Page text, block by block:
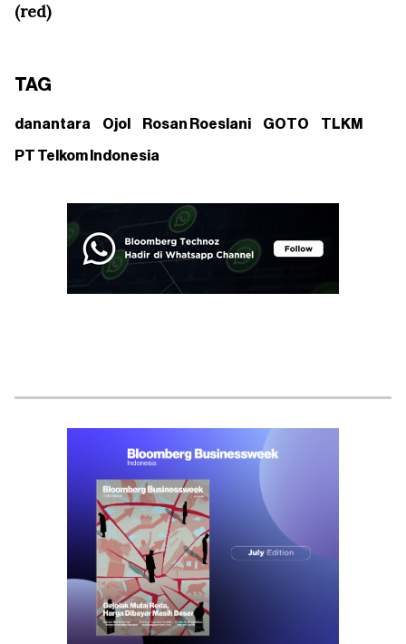
(red)
TAG
danantara Ojol Rosan Roeslani GOTO TLKM
PT Telkom Indonesia